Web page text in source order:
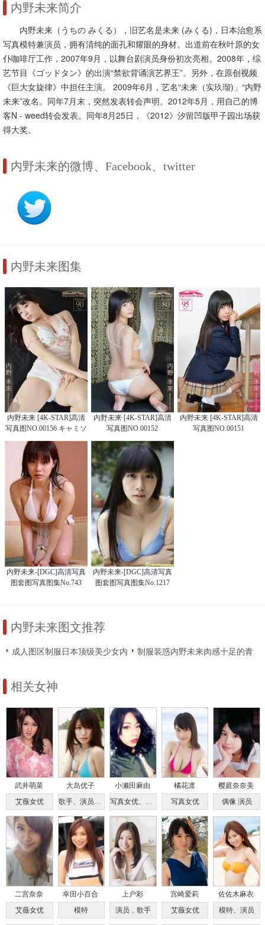
内野未来简介
内野未来（うちの みくる），旧艺名是未来 (みくる)，日本治愈系
写真模特兼演员，拥有清纯的面孔和耀眼的身材。出道前在秋叶原的女
仆咖啡厅工作，2007年9月，以舞台剧演员身份初次亮相。2008年，综
艺节目《ゴッドタン》的出演“禁欲背诵演艺界王”。另外，在原创视频
《巨大女旋律》中担任主演。 2009年6月，艺名“未来（实玖瑠)」“内野
未来”改名。同年7月末，突然发表转会声明。2012年5月，用自己的博
客N - weed转会发表。同年8月25日，《2012》汐留凹版甲子园出场获
得大奖。
内野未来的微博、Facebook、twitter
内野未来图集
内野未来 [4K-STAR]高清
写真图NO.00156 キャミソ
ール
内野未来 [4K-STAR]高清
写真图NO.00152
内野未来 [4K-STAR]高清
写真图NO.00151
内野未来-[DGC]高清写真
图套图写真图集No.743
内野未来-[DGC]高清写真
图套图写真图集No.1217
内野未来图文推荐
成人图区制服日本顶级美少女内
制服装惑内野未来肉感十足的青
相关女神
武井萌菜
艾薇女优
大岛优子
歌手、演员、模特、主持人
小濑田麻由
写真女优、车模、演员
橘花凛
写真女优
樱庭奈奈美
偶像 演员
二宫奈奈
艾薇女优
幸田小百合
模特
上户彩
演员，歌手
宫崎爱莉
艾薇女优
佐佐木麻衣
模特、演员